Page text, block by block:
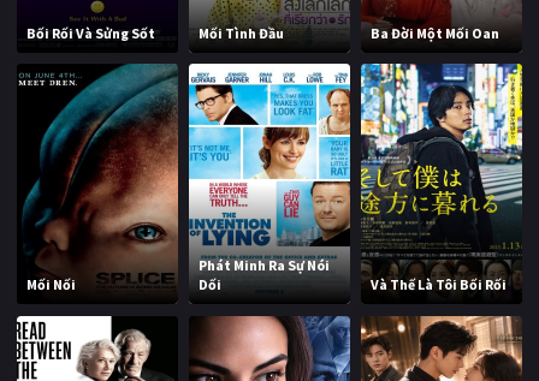
Bối Rối Và Sửng Sốt Mối Tình Đầu Ba Đời Một Mối Oan
Mối Nối
Phát Minh Ra Sự Nói
Dối
Và Thế Là Tôi Bối Rối